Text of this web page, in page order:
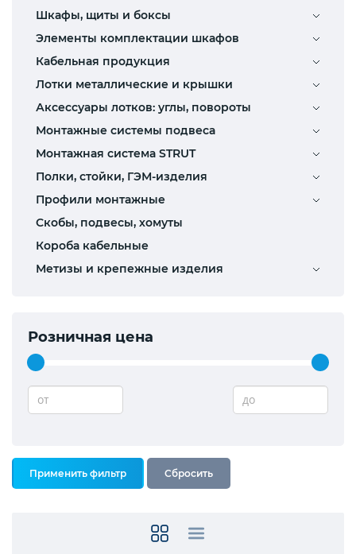
Шкафы, щиты и боксы
Элементы комплектации шкафов
Кабельная продукция
Лотки металлические и крышки
Аксессуары лотков: углы, повороты
Монтажные системы подвеса
Монтажная система STRUT
Полки, стойки, ГЭМ-изделия
Профили монтажные
Скобы, подвесы, хомуты
Короба кабельные
Метизы и крепежные изделия
Розничная цена
от до